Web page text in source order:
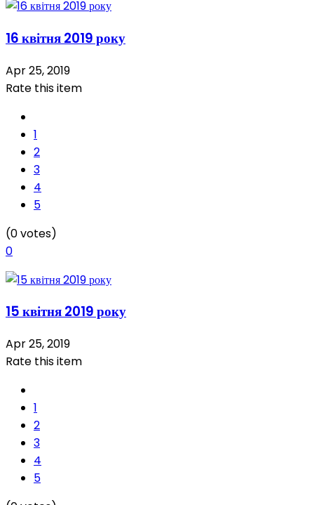
16 квітня 2019 року
Apr 25, 2019
Rate this item
1
2
3
4
5
(0 votes)
0
15 квітня 2019 року
Apr 25, 2019
Rate this item
1
2
3
4
5